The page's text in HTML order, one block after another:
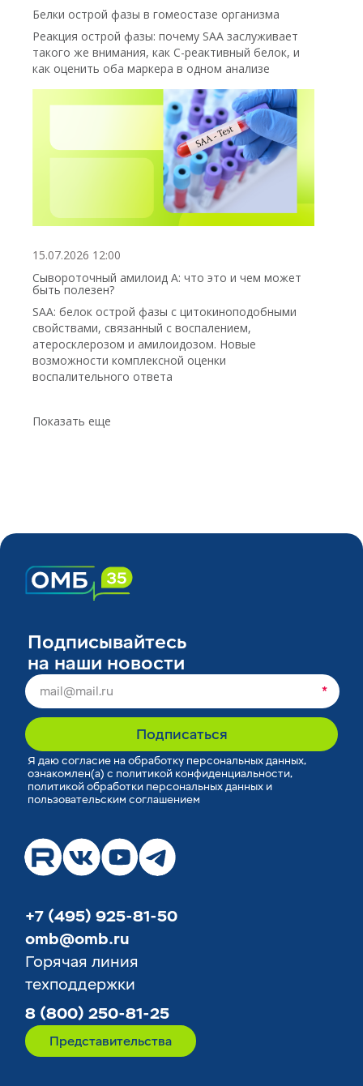
Белки острой фазы в гомеостазе организма
Реакция острой фазы: почему SAA заслуживает
такого же внимания, как С-реактивный белок, и
как оценить оба маркера в одном анализе
15.07.2026 12:00
Сывороточный амилоид А: что это и чем может
быть полезен?
SAA: белок острой фазы с цитокиноподобными
свойствами, связанный с воспалением,
атеросклерозом и амилоидозом. Новые
возможности комплексной оценки
воспалительного ответа
Показать еще
Подписывайтесь
на наши новости
*
Подписаться
Я даю согласие на обработку персональных данных,
ознакомлен(а) с политикой конфиденциальности,
политикой обработки персональных данных и
пользовательским соглашением
+7 (495) 925-81-50
omb@omb.ru
Горячая линия
техподдержки
8 (800) 250-81-25
Представительства